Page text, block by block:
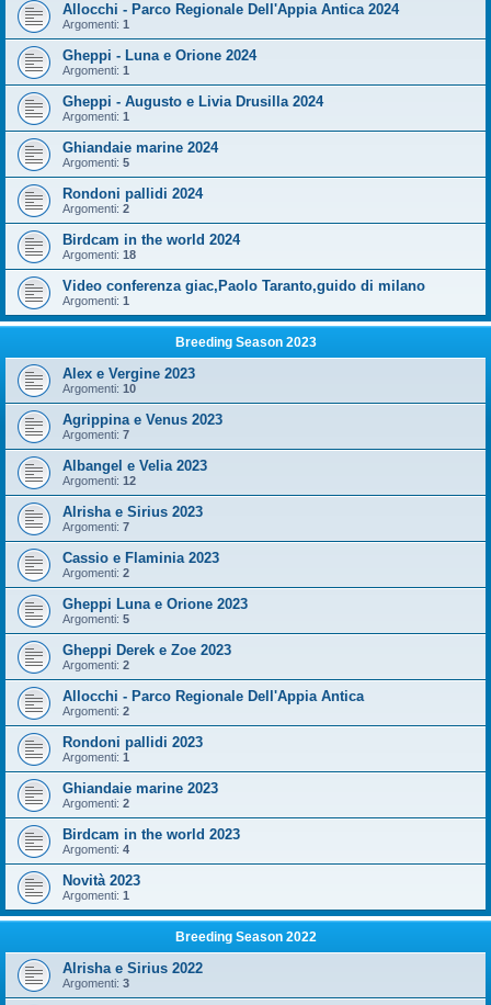
Allocchi - Parco Regionale Dell'Appia Antica 2024
Argomenti: 1
Gheppi - Luna e Orione 2024
Argomenti: 1
Gheppi - Augusto e Livia Drusilla 2024
Argomenti: 1
Ghiandaie marine 2024
Argomenti: 5
Rondoni pallidi 2024
Argomenti: 2
Birdcam in the world 2024
Argomenti: 18
Video conferenza giac,Paolo Taranto,guido di milano
Argomenti: 1
Breeding Season 2023
Alex e Vergine 2023
Argomenti: 10
Agrippina e Venus 2023
Argomenti: 7
Albangel e Velia 2023
Argomenti: 12
Alrisha e Sirius 2023
Argomenti: 7
Cassio e Flaminia 2023
Argomenti: 2
Gheppi Luna e Orione 2023
Argomenti: 5
Gheppi Derek e Zoe 2023
Argomenti: 2
Allocchi - Parco Regionale Dell'Appia Antica
Argomenti: 2
Rondoni pallidi 2023
Argomenti: 1
Ghiandaie marine 2023
Argomenti: 2
Birdcam in the world 2023
Argomenti: 4
Novità 2023
Argomenti: 1
Breeding Season 2022
Alrisha e Sirius 2022
Argomenti: 3